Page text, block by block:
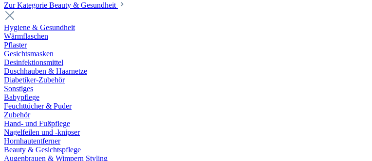
Zur Kategorie Beauty & Gesundheit
Hygiene & Gesundheit
Wärmflaschen
Pflaster
Gesichtsmasken
Desinfektionsmittel
Duschhauben & Haarnetze
Diabetiker-Zubehör
Sonstiges
Babypflege
Feuchttücher & Puder
Zubehör
Hand- und Fußpflege
Nagelfeilen und -knipser
Hornhautentferner
Beauty & Gesichtspflege
Augenbrauen & Wimpern Styling